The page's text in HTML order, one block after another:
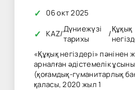
✓ 06 окт 2025
✓ KAZ/Дүниежүзі
тарихы
/Құқық
«Құқық негіздері» пәнінен
арналған әдістемелік
(қоғамдық-гуманитарлық
қаласы, 2020 жыл 1